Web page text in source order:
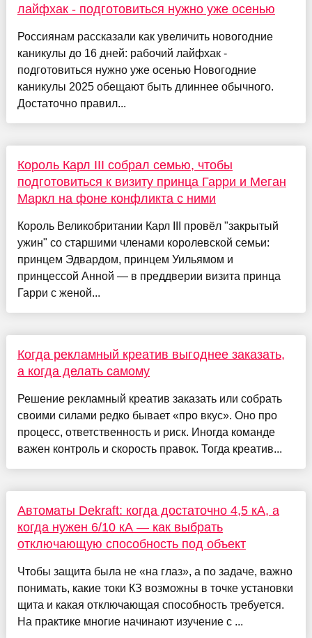
лайфхак - подготовиться нужно уже осенью
Россиянам рассказали как увеличить новогодние
каникулы до 16 дней: рабочий лайфхак -
подготовиться нужно уже осенью Новогодние
каникулы 2025 обещают быть длиннее обычного.
Достаточно правил...
Король Карл III собрал семью, чтобы
подготовиться к визиту принца Гарри и Меган
Маркл на фоне конфликта с ними
Король Великобритании Карл III провёл "закрытый
ужин" со старшими членами королевской семьи:
принцем Эдвардом, принцем Уильямом и
принцессой Анной — в преддверии визита принца
Гарри с женой...
Когда рекламный креатив выгоднее заказать,
а когда делать самому
Решение рекламный креатив заказать или собрать
своими силами редко бывает «про вкус». Оно про
процесс, ответственность и риск. Иногда команде
важен контроль и скорость правок. Тогда креатив...
Автоматы Dekraft: когда достаточно 4,5 кА, а
когда нужен 6/10 кА — как выбрать
отключающую способность под объект
Чтобы защита была не «на глаз», а по задаче, важно
понимать, какие токи КЗ возможны в точке установки
щита и какая отключающая способность требуется.
На практике многие начинают изучение с ...